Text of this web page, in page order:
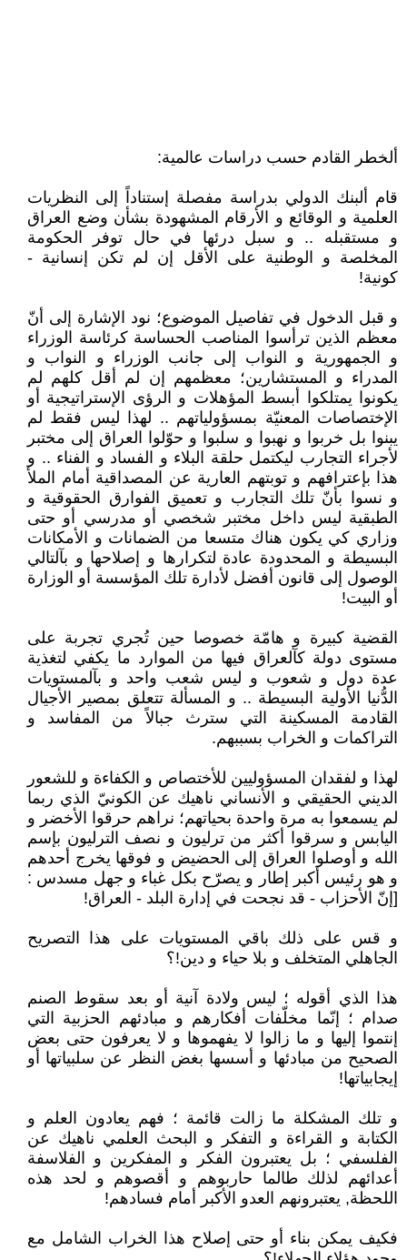
ألخطر القادم حسب دراسات عالمية:
قام ألبنك الدولي بدراسة مفصلة إستناداً إلى النظريات
العلمية و الوقائع و الأرقام المشهودة بشأن وضع العراق
و مستقبله .. و سبل درئها في حال توفر الحكومة
المخلصة و الوطنية على الأقل إن لم تكن إنسانية -
كونية!
و قبل الدخول في تفاصيل الموضوع؛ نود الإشارة إلى أنّ
معظم الذين ترأسوا المناصب الحساسة كرئاسة الوزراء
و الجمهورية و النواب إلى جانب الوزراء و النواب و
المدراء و المستشارين؛ معظمهم إن لم أقل كلهم لم
يكونوا يمتلكوا أبسط المؤهلات و الرؤى الإستراتيجية أو
الإختصاصات المعنيّة بمسؤولياتهم .. لهذا ليس فقط لم
يبنوا بل خربوا و نهبوا و سلبوا و حوّلوا العراق إلى مختبر
لأجراء التجارب ليكتمل حلقة البلاء و الفساد و الفناء .. و
هذا بإعترافهم و توبتهم العارية عن المصداقية أمام الملأ
و نسوا بأنّ تلك التجارب و تعميق الفوارق الحقوقية و
الطبقية ليس داخل مختبر شخصي أو مدرسي أو حتى
وزاري كي يكون هناك متسعا من الضمانات و الأمكانات
البسيطة و المحدودة عادة لتكرارها و إصلاحها و بآلتالي
الوصول إلى قانون أفضل لأدارة تلك المؤسسة أو الوزارة
أو البيت!
القضية كبيرة و هامّة خصوصا حين تُجري تجربة على
مستوى دولة كآلعراق فيها من الموارد ما يكفي لتغذية
عدة دول و شعوب و ليس شعب واحد و بآلمستويات
الدُّنيا الأولية البسيطة .. و المسألة تتعلق بمصير الأجيال
القادمة المسكينة التي سترث جبالاً من المفاسد و
التراكمات و الخراب بسببهم.
لهذا و لفقدان المسؤوليين للأختصاص و الكفاءة و للشعور
الديني الحقيقي و الأنساني ناهيك عن الكونيّ الذي ربما
لم يسمعوا به مرة واحدة بحياتهم؛ نراهم حرقوا الأخضر و
اليابس و سرقوا أكثر من ترليون و نصف الترليون بإسم
الله و أوصلوا العراق إلى الحضيض و فوقها يخرج أحدهم
و هو رئيس أكبر إطار و يصرّح بكل غباء و جهل مسدس :
[إنّ الأحزاب - قد نجحت في إدارة البلد - العراق!
و قس على ذلك باقي المستويات على هذا التصريح
الجاهلي المتخلف و بلا حياء و دين!؟
هذا الذي أقوله ؛ ليس ولادة آنية أو بعد سقوط الصنم
صدام ؛ إنّما مخلّفات أفكارهم و مبادئهم الحزبية التي
إنتموا إليها و ما زالوا لا يفهموها و لا يعرفون حتى بعض
الصحيح من مبادئها و أسسها بغض النظر عن سلبياتها أو
إيجابياتها!
و تلك المشكلة ما زالت قائمة ؛ فهم يعادون العلم و
الكتابة و القراءة و التفكر و البحث العلمي ناهيك عن
الفلسفي ؛ بل يعتبرون الفكر و المفكرين و الفلاسفة
أعدائهم لذلك طالما حاربوهم و أقصوهم و لحد هذه
اللحظة, يعتبرونهم العدو الأكبر أمام فسادهم!
فكيف يمكن بناء أو حتى إصلاح هذا الخراب الشامل مع